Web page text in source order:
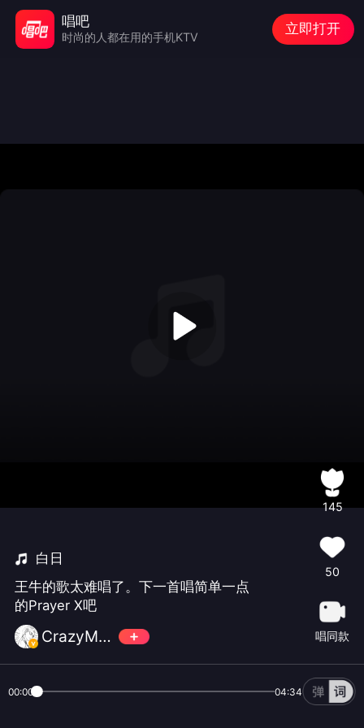
白日
王牛的歌太难唱了。下一首唱简单一点
的Prayer X吧
CrazyMo救世界
145
50
唱同款
00:00 04:34
唱吧
时尚的人都在用的手机KTV
立即打开